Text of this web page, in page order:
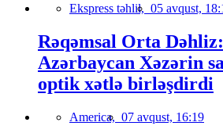
Ekspress təhlil, 05 avqust,
Rəqəmsal Orta
Azərbaycan Xəzərin
optik xətlə birləşdirdi
America, 07 avqust, 16:19